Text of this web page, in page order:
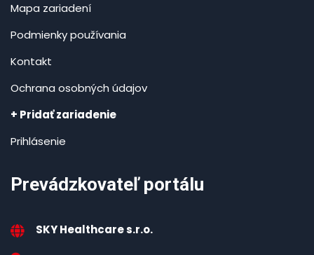
Mapa zariadení
Podmienky používania
Kontakt
Ochrana osobných údajov
+ Pridať zariadenie
Prihlásenie
Prevádzkovateľ portálu
SKY Healthcare s.r.o.